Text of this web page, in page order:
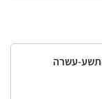
התשע-עשרה